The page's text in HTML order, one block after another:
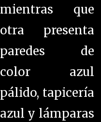
mientras que
otra presenta
paredes de
color azul
pálido, tapicería
azul y lámparas